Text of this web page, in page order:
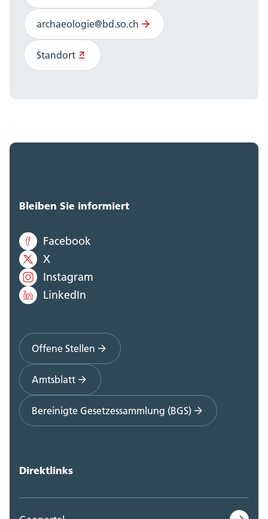
archaeologie@bd.so.ch
Standort
Bleiben Sie informiert
Facebook
X
Instagram
LinkedIn
Offene Stellen
Amtsblatt
Bereinigte Gesetzessammlung (BGS)
Direktlinks